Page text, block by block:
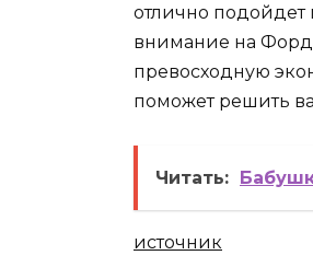
отлично подойдет
внимание на Форд
превосходную
поможет решить
Читать:
источник